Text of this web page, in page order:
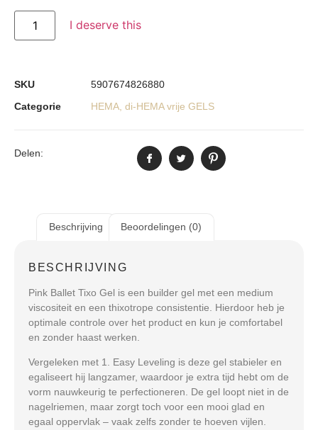
I deserve this
SKU
5907674826880
Categorie
HEMA, di-HEMA vrije GELS
Delen:
Beschrijving Beoordelingen (0)
BESCHRIJVING
Pink Ballet Tixo Gel is een builder gel met een medium
viscositeit en een thixotrope consistentie. Hierdoor heb je
optimale controle over het product en kun je comfortabel
en zonder haast werken.
Vergeleken met 1. Easy Leveling is deze gel stabieler en
egaliseert hij langzamer, waardoor je extra tijd hebt om de
vorm nauwkeurig te perfectioneren. De gel loopt niet in de
nagelriemen, maar zorgt toch voor een mooi glad en
egaal oppervlak – vaak zelfs zonder te hoeven vijlen.